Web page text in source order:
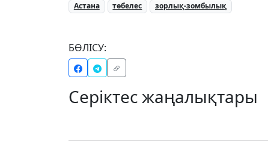
Астана төбелес зорлық-зомбылық
БӨЛІСУ:
Серіктес жаңалықтары